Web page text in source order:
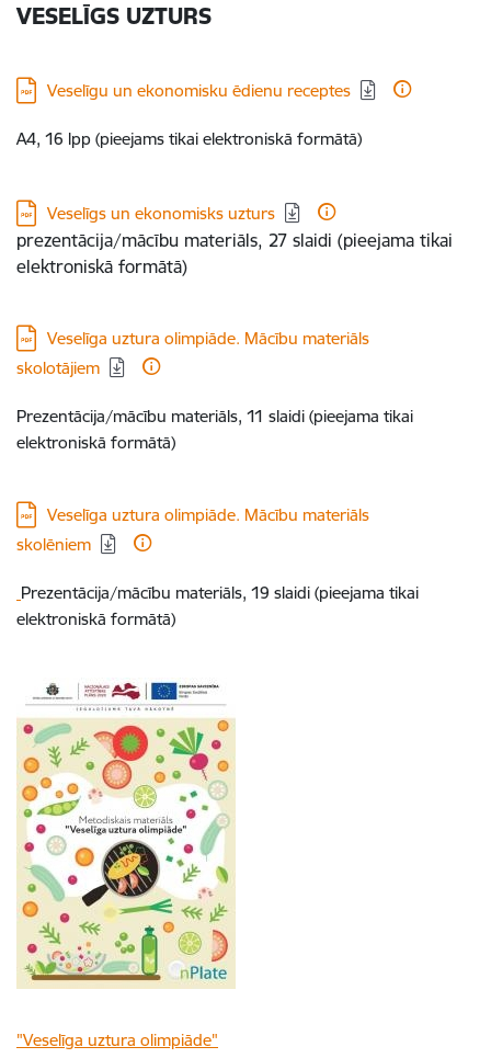
VESELĪGS UZTURS
Lejupielādēt:
Veselīgu un ekonomisku ēdienu receptes
A4, 16 lpp (pieejams tikai elektroniskā formātā)
Lejupielādēt:
Veselīgs un ekonomisks uzturs
prezentācija/mācību materiāls, 27 slaidi (pieejama tikai
elektroniskā formātā)
Lejupielādēt:
Veselīga uztura olimpiāde. Mācību materiāls
skolotājiem
Prezentācija/mācību materiāls, 11 slaidi (pieejama tikai
elektroniskā formātā)
Lejupielādēt:
Veselīga uztura olimpiāde. Mācību materiāls
skolēniem
Prezentācija/mācību materiāls, 19 slaidi (pieejama tikai
elektroniskā formātā)
"Veselīga uztura olimpiāde"